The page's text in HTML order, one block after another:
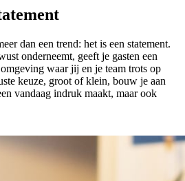
dan een trend: het is een statement.
onderneemt, geeft je gasten een
waar jij en je team trots op
keuze, groot of klein, bouw je aan
vandaag indruk maakt, maar ook